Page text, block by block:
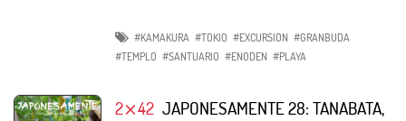
#KAMAKURA #TOKIO #EXCURSION #GRANBUDA
#TEMPLO #SANTUARIO #ENODEN #PLAYA
2⨯42 JAPONESAMENTE 28: TANABATA,